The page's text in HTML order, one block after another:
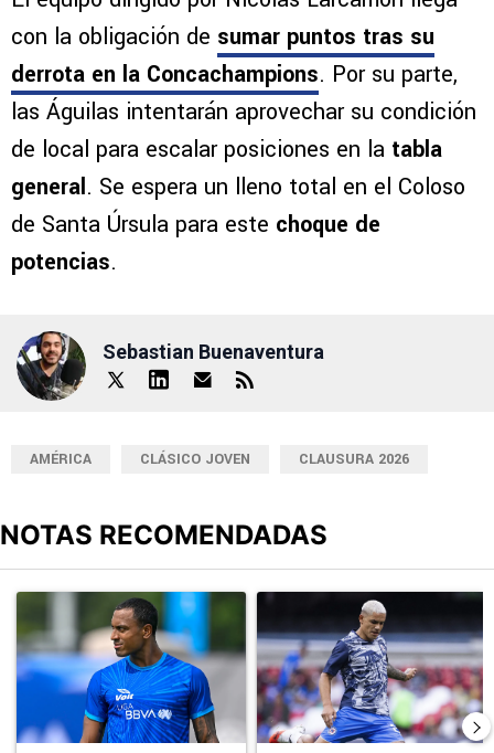
con la obligación de sumar puntos tras su
derrota en la Concachampions. Por su parte,
las Águilas intentarán aprovechar su condición
de local para escalar posiciones en la tabla
general. Se espera un lleno total en el Coloso
de Santa Úrsula para este choque de
potencias.
Sebastian Buenaventura
AMÉRICA CLÁSICO JOVEN CLAUSURA 2026
NOTAS RECOMENDADAS
Un artículo de tendencia con el título "¿Willer Ditta se pierde el
Un artículo de tendencia con